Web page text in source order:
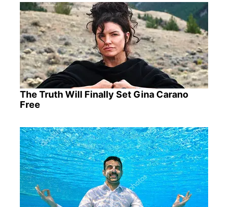
The Truth Will Finally Set Gina Carano
Free